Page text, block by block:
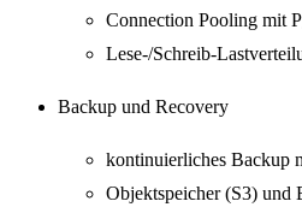
Connection Pooling mit
Lese-/Schreib-
Backup und Recovery
kontinuierliches Backup
Objektspeicher (S3) und